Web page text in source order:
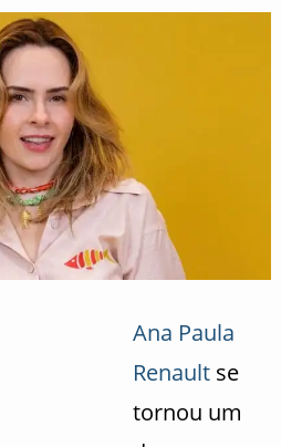
Ana Paula
Renaultse
tornou um